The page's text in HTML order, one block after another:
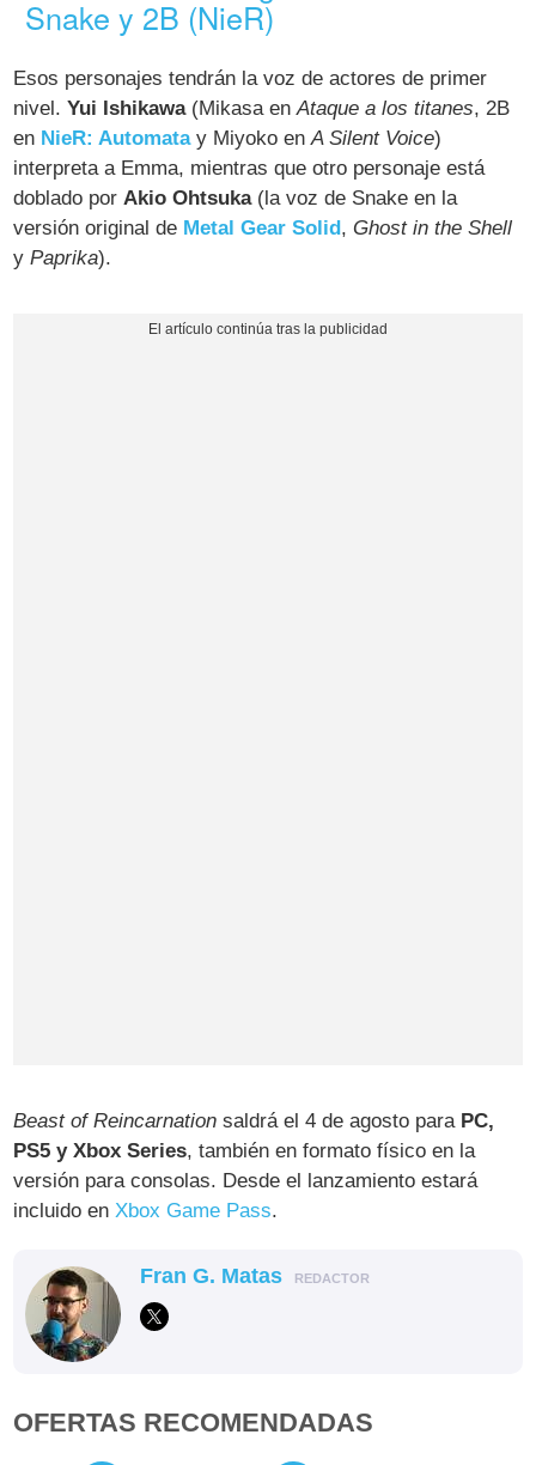
Snake y 2B (NieR)
Esos personajes tendrán la voz de actores de primer
nivel.Yui Ishikawa(Mikasa enAtaque a los titanes, 2B
en NieR: Automatay Miyoko enA Silent Voice)
interpreta a Emma, mientras que otro personaje está
doblado porAkio Ohtsuka(la voz de Snake en la
versión original de Metal Gear Solid ,Ghost in the Shell
yPaprika).
Beast of Reincarnation saldrá el 4 de agosto para PC,
PS5 y Xbox Series, también en formato físico en la
versión para consolas. Desde el lanzamiento estará
incluido en Xbox Game Pass.
Fran G. Matas REDACTOR
OFERTAS RECOMENDADAS